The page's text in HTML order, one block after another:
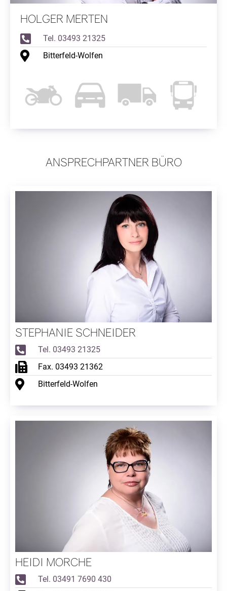
HOLGER MERTEN
Tel. 03493 21325
Bitterfeld-Wolfen
ANSPRECHPARTNER BÜRO
STEPHANIE SCHNEIDER
Tel. 03493 21325
Fax. 03493 21362
Bitterfeld-Wolfen
HEIDI MORCHE
Tel. 03491 7690 430